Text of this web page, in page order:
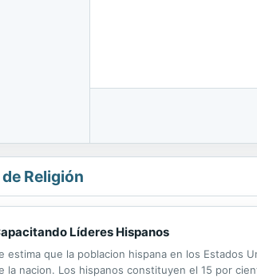
Religión
Líderes Hispanos
estima que la poblacion hispana en los Estados
la nacion. Los hispanos constituyen el 15 por